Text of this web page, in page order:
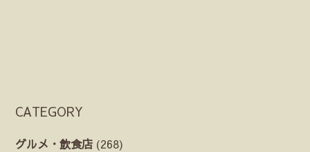
CATEGORY
グルメ・飲食店 (268)